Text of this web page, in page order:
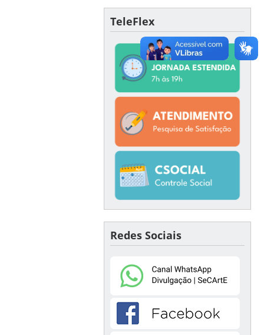
TeleFlex
Redes Sociais